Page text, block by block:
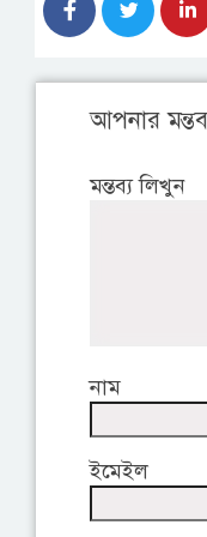
আপনার
মন্তব্য লিখুন
নাম
ইমেইল